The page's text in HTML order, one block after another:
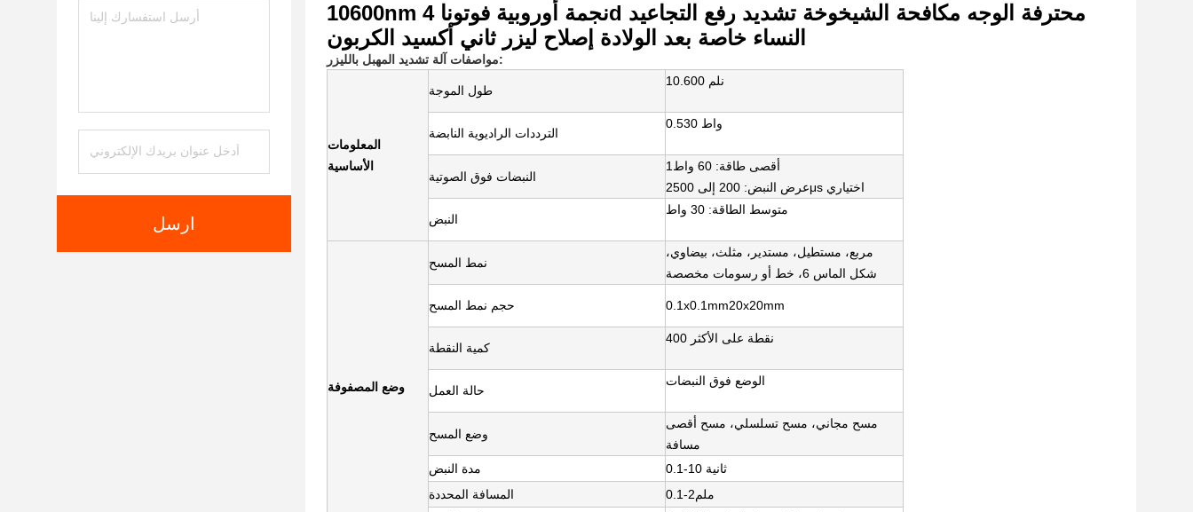
ارسل
10600nm نجمة أوروبية فوتونا 4d محترفة الوجه مكافحة الشيخوخة تشديد رفع التجاعيد
النساء خاصة بعد الولادة إصلاح ليزر ثاني أكسيد الكربون
مواصفات آلة تشديد المهبل بالليزر:
المعلومات
الأساسية
طول الموجة
10.600 نلم
الترددات الراديوية النابضة
0.530 واط
النبضات فوق الصوتية
1أقصى طاقة: 60 واط
2عرض النبض: 200 إلى 500μs اختياري
النبض
متوسط الطاقة: 30 واط
وضع المصفوفة
نمط المسح
مربع، مستطيل، مستدير، مثلث، بيضاوي،
شكل الماس 6، خط أو رسومات مخصصة
حجم نمط المسح 0.1x0.1mm20x20mm
كمية النقطة
400 نقطة على الأكثر
حالة العمل
الوضع فوق النبضات
وضع المسح
مسح مجاني، مسح تسلسلي، مسح أقصى
مسافة
مدة النبض
0.1-10 ثانية
المسافة المحددة
0.1-2ملم